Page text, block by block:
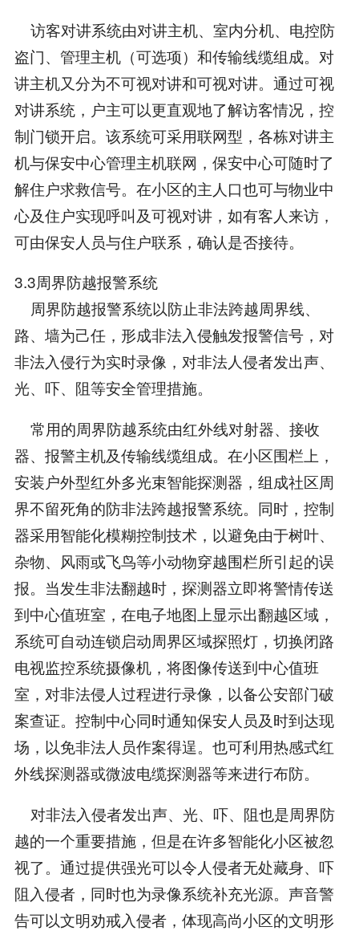
访客对讲系统由对讲主机、室内分机、电控防
盗门、管理主机（可选项）和传输线缆组成。对
讲主机又分为不可视对讲和可视对讲。通过可视
对讲系统，户主可以更直观地了解访客情况，控
制门锁开启。该系统可采用联网型，各栋对讲主
机与保安中心管理主机联网，保安中心可随时了
解住户求救信号。在小区的主人口也可与物业中
心及住户实现呼叫及可视对讲，如有客人来访，
可由保安人员与住户联系，确认是否接待。
3.3周界防越报警系统
周界防越报警系统以防止非法跨越周界线、
路、墙为己任，形成非法入侵触发报警信号，对
非法入侵行为实时录像，对非法人侵者发出声、
光、吓、阻等安全管理措施。
常用的周界防越系统由红外线对射器、接收
器、报警主机及传输线缆组成。在小区围栏上，
安装户外型红外多光束智能探测器，组成社区周
界不留死角的防非法跨越报警系统。同时，控制
器采用智能化模糊控制技术，以避免由于树叶、
杂物、风雨或飞鸟等小动物穿越围栏所引起的误
报。当发生非法翻越时，探测器立即将警情传送
到中心值班室，在电子地图上显示出翻越区域，
系统可自动连锁启动周界区域探照灯，切换闭路
电视监控系统摄像机，将图像传送到中心值班
室，对非法侵人过程进行录像，以备公安部门破
案查证。控制中心同时通知保安人员及时到达现
场，以免非法人员作案得逞。也可利用热感式红
外线探测器或微波电缆探测器等来进行布防。
对非法入侵者发出声、光、吓、阻也是周界防
越的一个重要措施，但是在许多智能化小区被忽
视了。通过提供强光可以令人侵者无处藏身、吓
阻入侵者，同时也为录像系统补充光源。声音警
告可以文明劝戒入侵者，体现高尚小区的文明形